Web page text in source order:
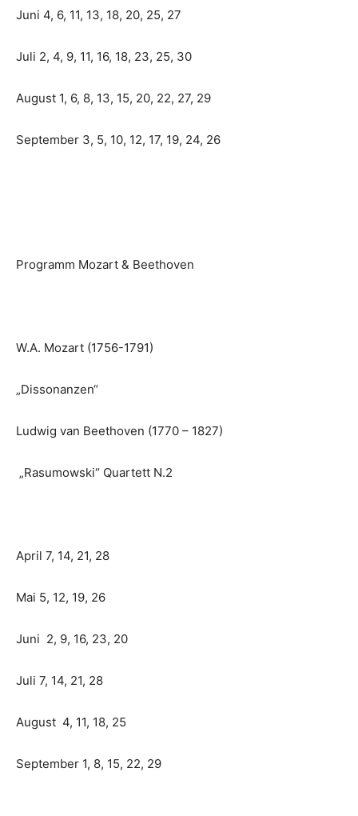
Juni 4, 6, 11, 13, 18, 20, 25, 27
Juli 2, 4, 9, 11, 16, 18, 23, 25, 30
August 1, 6, 8, 13, 15, 20, 22, 27, 29
September 3, 5, 10, 12, 17, 19, 24, 26
Programm Mozart & Beethoven
W.A. Mozart (1756-1791)
„Dissonanzen“
Ludwig van Beethoven (1770 – 1827)
„Rasumowski“ Quartett N.2
April 7, 14, 21, 28
Mai 5, 12, 19, 26
Juni 2, 9, 16, 23, 20
Juli 7, 14, 21, 28
August 4, 11, 18, 25
September 1, 8, 15, 22, 29